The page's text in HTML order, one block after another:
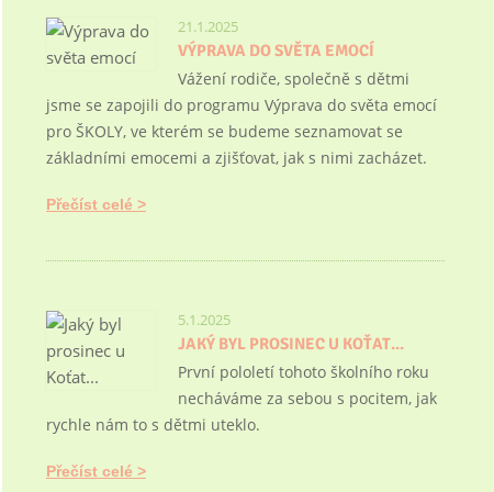
21.1.2025
VÝPRAVA DO SVĚTA EMOCÍ
Vážení rodiče, společně s dětmi
jsme se zapojili do programu Výprava do světa emocí
pro ŠKOLY, ve kterém se budeme seznamovat se
základními emocemi a zjišťovat, jak s nimi zacházet.
Přečíst celé
5.1.2025
JAKÝ BYL PROSINEC U KOŤAT...
První pololetí tohoto školního roku
necháváme za sebou s pocitem, jak
rychle nám to s dětmi uteklo.
Přečíst celé